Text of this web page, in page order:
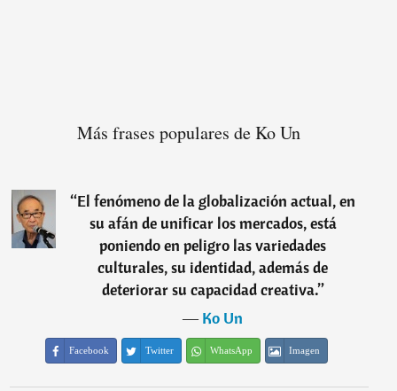
Más frases populares de Ko Un
“El fenómeno de la globalización actual, en
su afán de unificar los mercados, está
poniendo en peligro las variedades
culturales, su identidad, además de
deteriorar su capacidad creativa.”
―Ko Un
Facebook Twitter WhatsApp Imagen